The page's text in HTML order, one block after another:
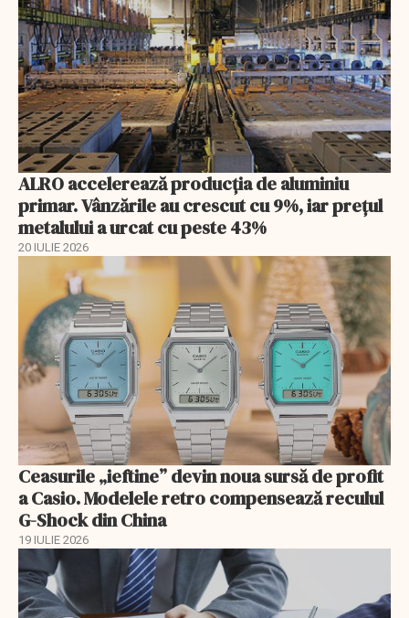
ALRO accelerează producția de aluminiu
primar. Vânzările au crescut cu 9%, iar prețul
metalului a urcat cu peste 43%
20 IULIE 2026
Ceasurile „ieftine” devin noua sursă de profit
a Casio. Modelele retro compensează reculul
G-Shock din China
19 IULIE 2026